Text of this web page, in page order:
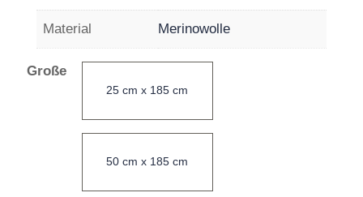
Material Merinowolle
Große
25 cm x 185 cm
50 cm x 185 cm